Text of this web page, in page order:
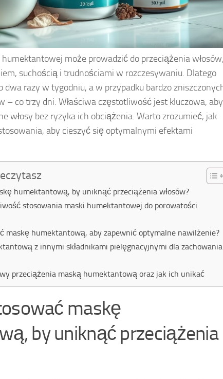
może prowadzić do przeciążenia włosów,
suchością i trudnościami w rozczesywaniu. Dlatego
dwa razy w tygodniu, a w przypadku bardzo
– co trzy dni. Właściwa częstotliwość jest kluczowa, aby
włosy bez ryzyka ich obciążenia. Warto zrozumieć, jak
aby cieszyć się optymalnymi efektami
humektantową, by uniknąć przeciążenia włosów?
stosowania maski humektantowej do porowatości
maskę humektantową, aby zapewnić optymalne nawilżenie?
z innymi składnikami pielęgnacyjnymi dla zachowania
przeciążenia maską humektantową oraz jak ich unikać
maskę
by uniknąć przeciążenia